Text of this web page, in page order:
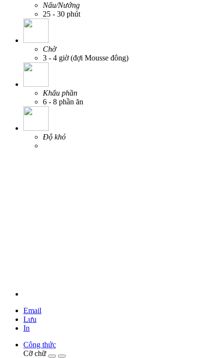
Nấu/Nướng
25 - 30 phút
Chờ
3 - 4 giờ (đợi Mousse đông)
Khẩu phần
6 - 8 phần ăn
Độ khó
Email
Lưu
In
Công thức
Cỡ chữ